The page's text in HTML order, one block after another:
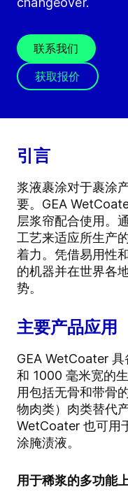
联系我们
获取报价
引言
浆液裹涂对于裹涂
要。GEA
层浆帘配合使用。
工艺来适应所生产
着力。凭借易用性
的机器并在世界各
势。
主要产品应用
GEA WetCoater
和 1000 毫米宽的
用包括无骨和带骨
物肉类）肉类替代
WetCoater 也可用
涂腌渍液。
用于稀浆的多功能